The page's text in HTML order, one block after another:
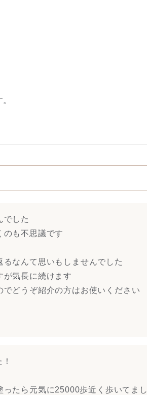
でした
のも不思議です
なんて思いもしませんでした
が気長に続けます
どうぞ紹介の方はお使いください
たら元気に25000歩近く歩いてまし